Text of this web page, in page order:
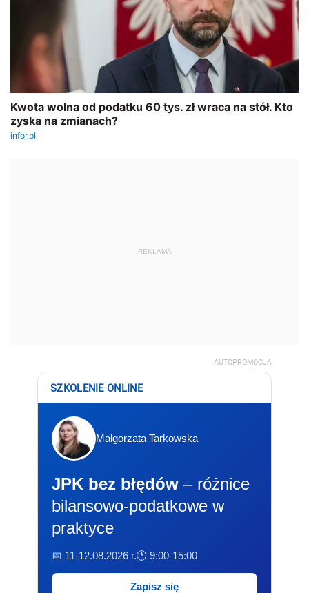
REKLAMA
AUTOPROMOCJA
SZKOLENIE ONLINE
Małgorzata Tarkowska
JPK bez błędów – różnice
bilansowo-podatkowe w
praktyce
📅 11-12.08.2026 r.🕐 9:00-15:00
Zapisz się